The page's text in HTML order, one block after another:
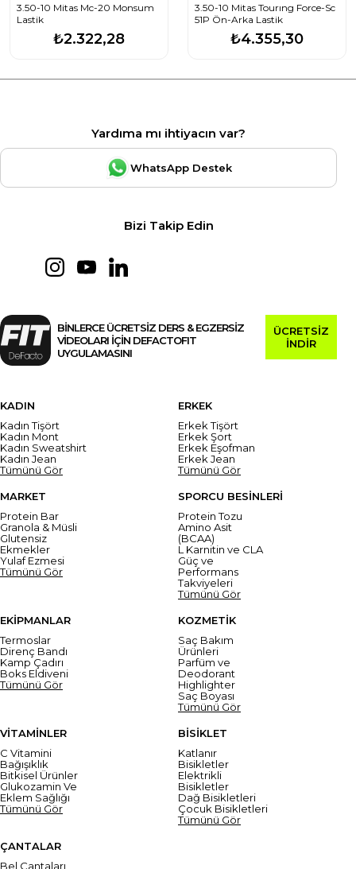
3.50-10 Mitas Mc-20 Monsum
Lastik
₺2.322,28
3.50-10 Mitas Tourıng Force-Sc
51P Ön-Arka Lastik
₺4.355,30
Yardıma mı ihtiyacın var?
WhatsApp Destek
Bizi Takip Edin
BİNLERCE ÜCRETSİZ DERS & EGZERSİZ
VİDEOLARI İÇİN DEFACTOFIT
UYGULAMASINI
ÜCRETSİZ
İNDİR
KADIN
Kadın Tişört
Kadın Mont
Kadın Sweatshirt
Kadın Jean
Tümünü Gör
ERKEK
Erkek Tişört
Erkek Şort
Erkek Eşofman
Erkek Jean
Tümünü Gör
MARKET
Protein Bar
Granola & Müsli
Glutensiz
Ekmekler
Yulaf Ezmesi
Tümünü Gör
SPORCU BESİNLERİ
Protein Tozu
Amino Asit
(BCAA)
L Karnitin ve CLA
Güç ve
Performans
Takviyeleri
Tümünü Gör
EKİPMANLAR
Termoslar
Direnç Bandı
Kamp Çadırı
Boks Eldiveni
Tümünü Gör
KOZMETİK
Saç Bakım
Ürünleri
Parfüm ve
Deodorant
Highlighter
Saç Boyası
Tümünü Gör
VİTAMİNLER
C Vitamini
Bağışıklık
Bitkisel Ürünler
Glukozamin Ve
Eklem Sağlığı
Tümünü Gör
BİSİKLET
Katlanır
Bisikletler
Elektrikli
Bisikletler
Dağ Bisikletleri
Çocuk Bisikletleri
Tümünü Gör
ÇANTALAR
Bel Çantaları